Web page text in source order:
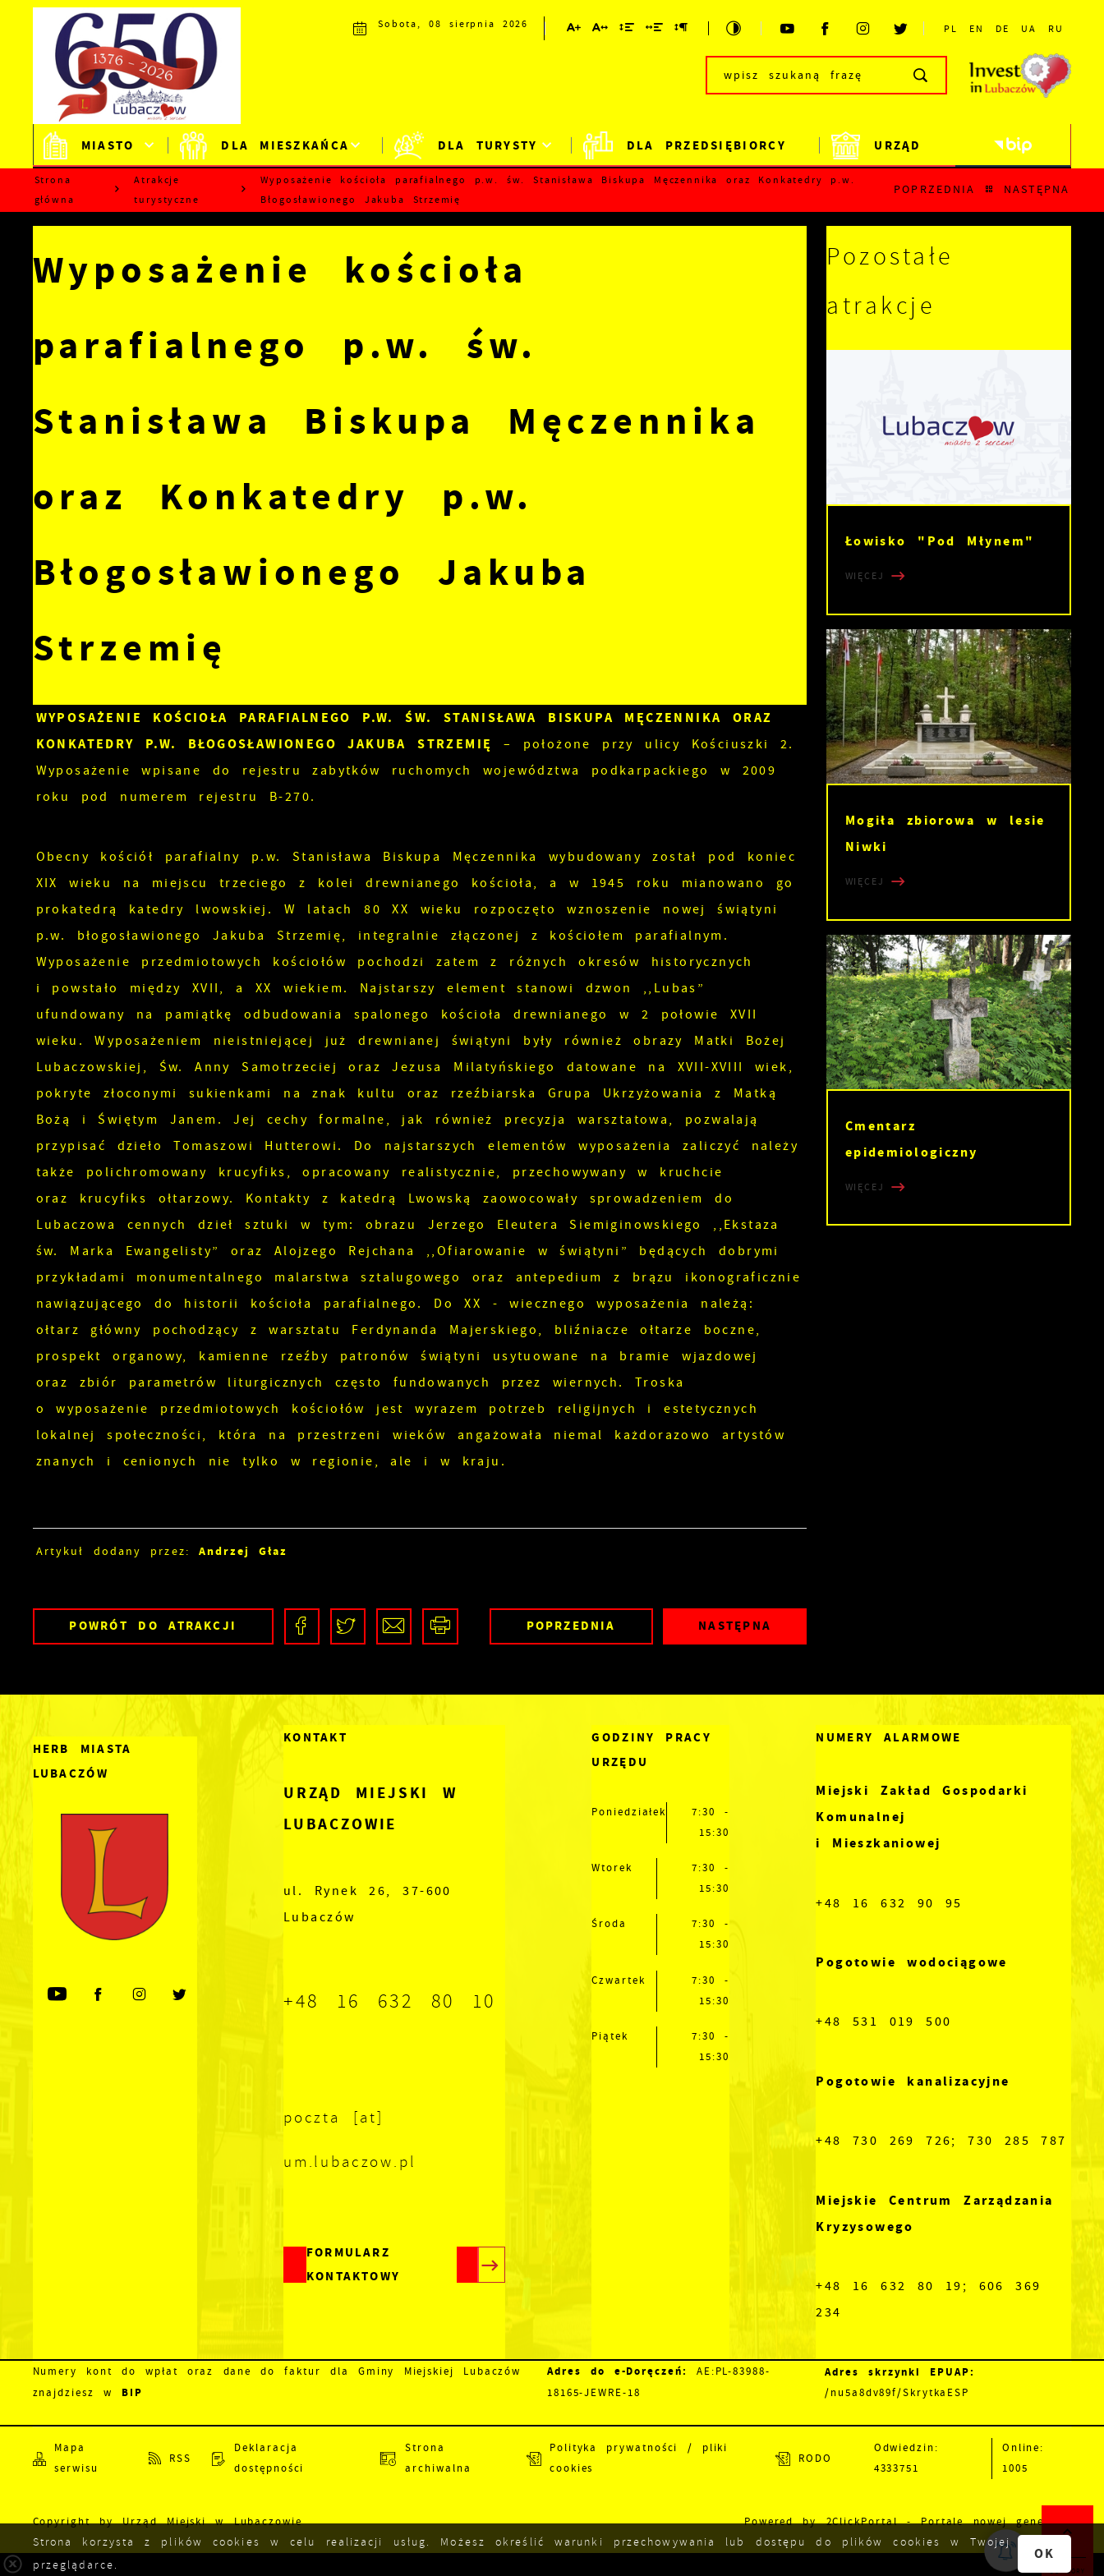
Przejdź do menu.
Przejdź do wyszukiwarki.
Przejdź do treści.
Przejdź do ustawień wielkości czcionki.
Wyłącz wersję kontrastową strony.
Sobota, 08 sierpnia 2026 PL EN DE UA RU
MIASTO DLA MIESZKAŃCA DLA TURYSTY DLA PRZEDSIĘBIORCY URZĄD
Strona
główna
Atrakcje
turystyczne
Wyposażenie kościoła parafialnego p.w. św. Stanisława Biskupa Męczennika oraz Konkatedry p.w.
Błogosławionego Jakuba Strzemię
POPRZEDNIA NASTĘPNA
Wyposażenie kościoła
parafialnego p.w. św.
Stanisława Biskupa Męczennika
oraz Konkatedry p.w.
Błogosławionego Jakuba
Strzemię
WYPOSAŻENIE KOŚCIOŁA PARAFIALNEGO P.W. ŚW. STANISŁAWA BISKUPA MĘCZENNIKA ORAZ
KONKATEDRY P.W. BŁOGOSŁAWIONEGO JAKUBA STRZEMIĘ
– położone przy ulicy Kościuszki 2.
Wyposażenie wpisane do rejestru zabytków ruchomych województwa podkarpackiego w 2009
roku pod numerem rejestru B-270.
Obecny kościół parafialny p.w. Stanisława Biskupa Męczennika wybudowany został pod koniec
XIX wieku na miejscu trzeciego z kolei drewnianego kościoła, a w 1945 roku mianowano go
prokatedrą katedry lwowskiej. W latach 80 XX wieku rozpoczęto wznoszenie nowej świątyni
p.w. błogosławionego Jakuba Strzemię, integralnie złączonej z kościołem parafialnym.
Wyposażenie przedmiotowych kościołów pochodzi zatem z różnych okresów historycznych
i powstało między XVII, a XX wiekiem. Najstarszy element stanowi dzwon ,,Lubas”
ufundowany na pamiątkę odbudowania spalonego kościoła drewnianego w 2 połowie XVII
wieku. Wyposażeniem nieistniejącej już drewnianej świątyni były również obrazy Matki Bożej
Lubaczowskiej, Św. Anny Samotrzeciej oraz Jezusa Milatyńskiego datowane na XVII-XVIII wiek,
pokryte złoconymi sukienkami na znak kultu oraz rzeźbiarska Grupa Ukrzyżowania z Matką
Bożą i Świętym Janem. Jej cechy formalne, jak również precyzja warsztatowa, pozwalają
przypisać dzieło Tomaszowi Hutterowi. Do najstarszych elementów wyposażenia zaliczyć należy
także polichromowany krucyfiks, opracowany realistycznie, przechowywany w kruchcie
oraz krucyfiks ołtarzowy. Kontakty z katedrą Lwowską zaowocowały sprowadzeniem do
Lubaczowa cennych dzieł sztuki w tym: obrazu Jerzego Eleutera Siemiginowskiego ,,Ekstaza
św. Marka Ewangelisty” oraz Alojzego Rejchana ,,Ofiarowanie w świątyni” będących dobrymi
przykładami monumentalnego malarstwa sztalugowego oraz antepedium z brązu ikonograficznie
nawiązującego do historii kościoła parafialnego. Do XX - wiecznego wyposażenia należą:
ołtarz główny pochodzący z warsztatu Ferdynanda Majerskiego, bliźniacze ołtarze boczne,
prospekt organowy, kamienne rzeźby patronów świątyni usytuowane na bramie wjazdowej
oraz zbiór parametrów liturgicznych często fundowanych przez wiernych. Troska
o wyposażenie przedmiotowych kościołów jest wyrazem potrzeb religijnych i estetycznych
lokalnej społeczności, która na przestrzeni wieków angażowała niemal każdorazowo artystów
znanych i cenionych nie tylko w regionie, ale i w kraju.
Artykuł dodany przez:Andrzej Głaz
POWRÓT DO ATRAKCJI POPRZEDNIA NASTĘPNA
Pozostałe
atrakcje
Łowisko "Pod Młynem"
WIĘCEJ
Mogiła zbiorowa w lesie
Niwki
WIĘCEJ
Cmentarz
epidemiologiczny
WIĘCEJ
HERB MIASTA
LUBACZÓW
KONTAKT
URZĄD MIEJSKI W
LUBACZOWIE
ul. Rynek 26, 37-600
Lubaczów
+48 16 632 80 10
poczta [at]
um.lubaczow.pl
FORMULARZ
KONTAKTOWY
GODZINY PRACY
URZĘDU
Poniedziałek
7:30 -
15:30
Wtorek
7:30 -
15:30
Środa
7:30 -
15:30
Czwartek
7:30 -
15:30
Piątek
7:30 -
15:30
NUMERY ALARMOWE
Miejski Zakład Gospodarki
Komunalnej
i Mieszkaniowej
+48 16 632 90 95
Pogotowie wodociągowe
+48 531 019 500
Pogotowie kanalizacyjne
+48 730 269 726; 730 285 787
Miejskie Centrum Zarządzania
Kryzysowego
+48 16 632 80 19; 606 369
234
Numery kont do wpłat oraz dane do faktur dla Gminy Miejskiej Lubaczów
znajdziesz w BIP
Adres do e-Doręczeń:
AE:PL-83988-
18165-JEWRE-18
Adres skrzynki EPUAP:
/nu5a8dv89f/SkrytkaESP
Mapa
serwisu
RSS
Deklaracja
dostępności
Strona
archiwalna
Polityka prywatności / pliki
cookies
RODO
Odwiedzin:
4333751
Online:
1005
Copyright by Urząd Miejski w Lubaczowie Powered by2ClickPortal- Portale nowej generacji
DO GÓRY
Strona korzysta z plików cookies w celu realizacji usług. Możesz określić warunki przechowywania lub dostępu do plików cookies w Twojej
przeglądarce.
OK